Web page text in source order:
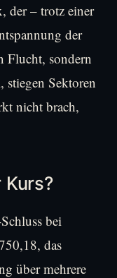
der – trotz einer
der
Flucht, sondern
Sektoren
nicht brach,
bei
das
über mehrere